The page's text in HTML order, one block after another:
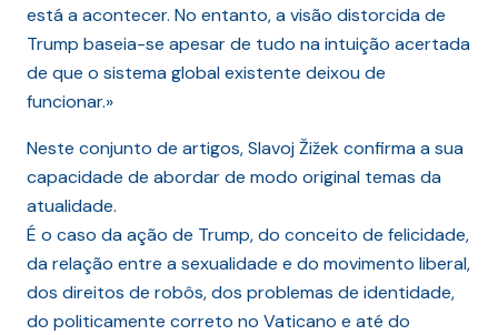
está a acontecer. No entanto, a visão distorcida de
Trump baseia-se apesar de tudo na intuição acertada
de que o sistema global existente deixou de
funcionar.»
Neste conjunto de artigos, Slavoj Žižek confirma a sua
capacidade de abordar de modo original temas da
atualidade.
É o caso da ação de Trump, do conceito de felicidade,
da relação entre a sexualidade e do movimento liberal,
dos direitos de robôs, dos problemas de identidade,
do politicamente correto no Vaticano e até do